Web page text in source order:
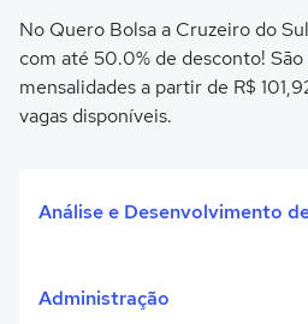
No Quero Bolsa a Cruzeiro do
com até 50.0% de desconto!
mensalidades a partir de R$
vagas disponíveis.
Administração